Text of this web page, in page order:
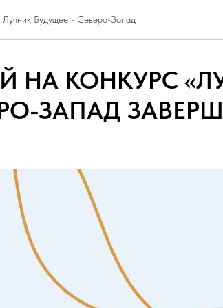
Лучник Будущее - Северо-Запад
НА КОНКУРС
ЗАПАД